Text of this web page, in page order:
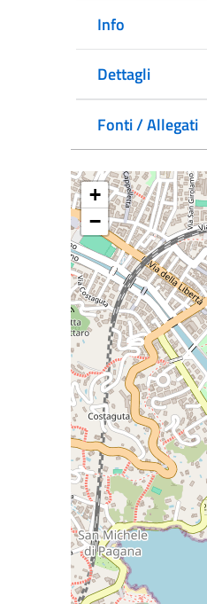
Info
Dettagli
Fonti / Allegati
+
−